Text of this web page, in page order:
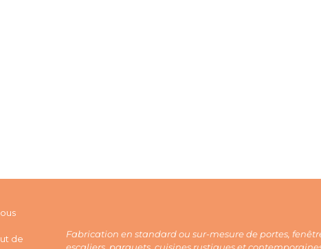
de
Fabrication en standard ou sur-mesure de portes,